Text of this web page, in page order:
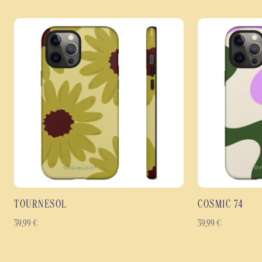
TOURNESOL
39,99 €
COSMIC 74
39,99 €